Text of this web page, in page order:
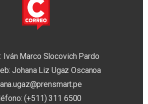
Iván Marco Slocovich Pardo
Johana Liz Ugaz Oscanoa
(+511) 311 6500